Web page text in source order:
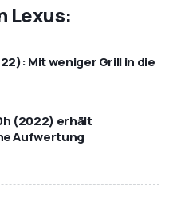
Lexus:
Mit weniger Grill in die
(2022) erhält
Aufwertung